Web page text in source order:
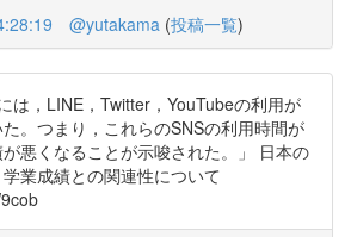
@yutakama (投稿一覧)
は，LINE，Twitter，YouTubeの利用が
。つまり，これらのSNSの利用時間が
悪くなることが示唆された。」 日本の
業成績との関連性について